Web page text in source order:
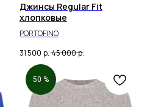
Джинсы Regular Fit
хлопковые
PORTOFINO
31 500 р. 45 000р.
50 %